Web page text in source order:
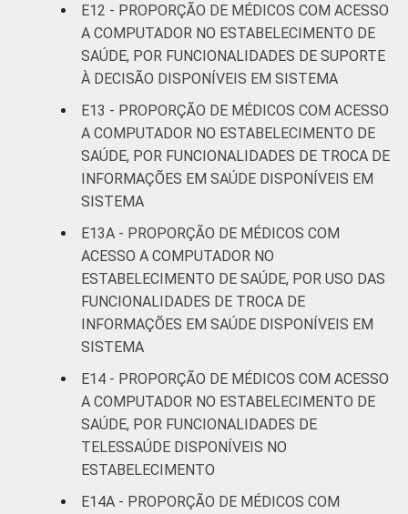
E12 - PROPORÇÃO DE MÉDICOS COM ACESSO
A COMPUTADOR NO ESTABELECIMENTO DE
SAÚDE, POR FUNCIONALIDADES DE SUPORTE
À DECISÃO DISPONÍVEIS EM SISTEMA
E13 - PROPORÇÃO DE MÉDICOS COM ACESSO
A COMPUTADOR NO ESTABELECIMENTO DE
SAÚDE, POR FUNCIONALIDADES DE TROCA DE
INFORMAÇÕES EM SAÚDE DISPONÍVEIS EM
SISTEMA
E13A - PROPORÇÃO DE MÉDICOS COM
ACESSO A COMPUTADOR NO
ESTABELECIMENTO DE SAÚDE, POR USO DAS
FUNCIONALIDADES DE TROCA DE
INFORMAÇÕES EM SAÚDE DISPONÍVEIS EM
SISTEMA
E14 - PROPORÇÃO DE MÉDICOS COM ACESSO
A COMPUTADOR NO ESTABELECIMENTO DE
SAÚDE, POR FUNCIONALIDADES DE
TELESSAÚDE DISPONÍVEIS NO
ESTABELECIMENTO
E14A - PROPORÇÃO DE MÉDICOS COM